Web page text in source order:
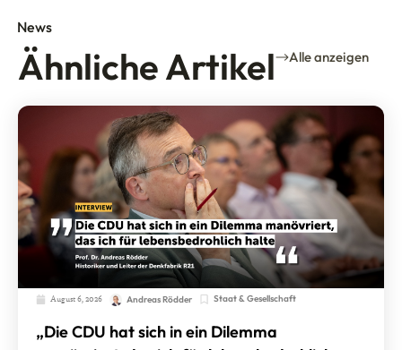
News
Ähnliche Artikel Alle anzeigen
August 6, 2026 Andreas Rödder Staat & Gesellschaft
„Die CDU hat sich in ein Dilemma